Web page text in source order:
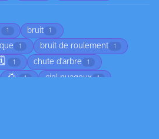
1 bruit 1
1 bruit de roulement 1
🗓️ 1 chute d'arbre 1
🌅 1 ciel nuageux 1